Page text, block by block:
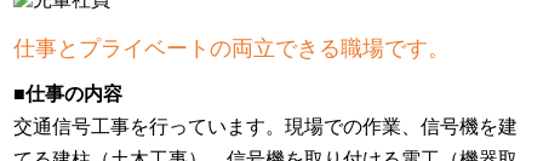
特別教育）高圧電気取扱業務
特別教育）振動工具（チェーンソー以外）
特別教育）シャフト・ドライブ・ウィンチ
特別教育）巻上機の運転
宅地建物取引士
1人
技能講習）土止め支保工作業主任者技能講習
2人
仕事とプライベートの両立できる職場です。
■仕事の内容
交通信号工事を行っています。現場での作業、信号機を建